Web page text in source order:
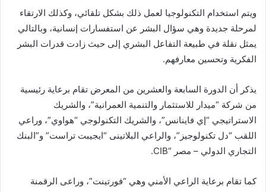
ويتم استخدام التكنولوجيا لعمل ذلك بشكل تلقائي، وكذلك الارتقاء
لمرحلة جديدة وهي سؤال البشر عن استفسارات إنسانية، وبالتالي
يمثل نقلة في طبيعة التفاعل البشري إلى حيث زادت قدرات البشر
الفكرية وتحسين معارفهم.
يذكر أن الدورة السابعة والعشرين من المعرض تقام برعاية رئيسية
من شركة “ميدار للاستثمار والتنمية العمرانية”، والشريك
الاستراتيجي “إي فاينانس”، والشريك التكنولوجي “هواوي”، وراعي
اللقب “دل تكنولوجيز”، والراعي البلاتينى “ايجيبت تراست” و”البنك
التجاري الدولي – مصر “CIB.
كما تقام برعاية الراعي الأمني وهي “فورتينت”، وراعى الرقمنة